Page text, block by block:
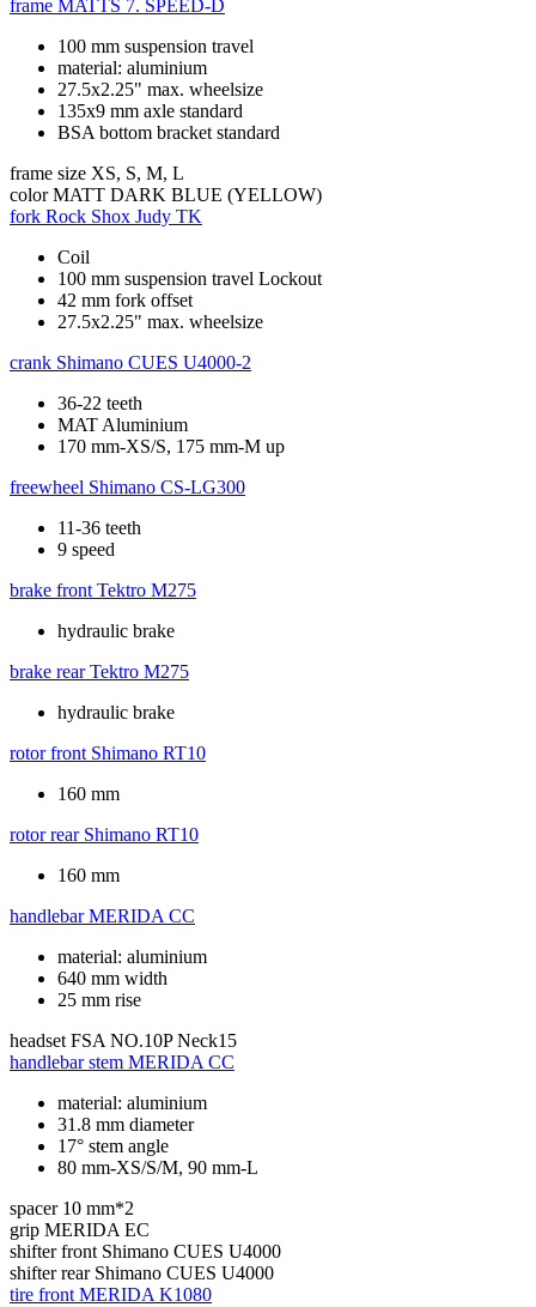
frame MATTS 7. SPEED-D
100 mm suspension travel
material: aluminium
27.5x2.25" max. wheelsize
135x9 mm axle standard
BSA bottom bracket standard
frame size XS, S, M, L
color MATT DARK BLUE (YELLOW)
fork Rock Shox Judy TK
Coil
100 mm suspension travel Lockout
42 mm fork offset
27.5x2.25" max. wheelsize
crank Shimano CUES U4000-2
36-22 teeth
MAT Aluminium
170 mm-XS/S, 175 mm-M up
freewheel Shimano CS-LG300
11-36 teeth
9 speed
brake front Tektro M275
hydraulic brake
brake rear Tektro M275
hydraulic brake
rotor front Shimano RT10
160 mm
rotor rear Shimano RT10
160 mm
handlebar MERIDA CC
material: aluminium
640 mm width
25 mm rise
headset FSA NO.10P Neck15
handlebar stem MERIDA CC
material: aluminium
31.8 mm diameter
17° stem angle
80 mm-XS/S/M, 90 mm-L
spacer 10 mm*2
grip MERIDA EC
shifter front Shimano CUES U4000
shifter rear Shimano CUES U4000
tire front MERIDA K1080